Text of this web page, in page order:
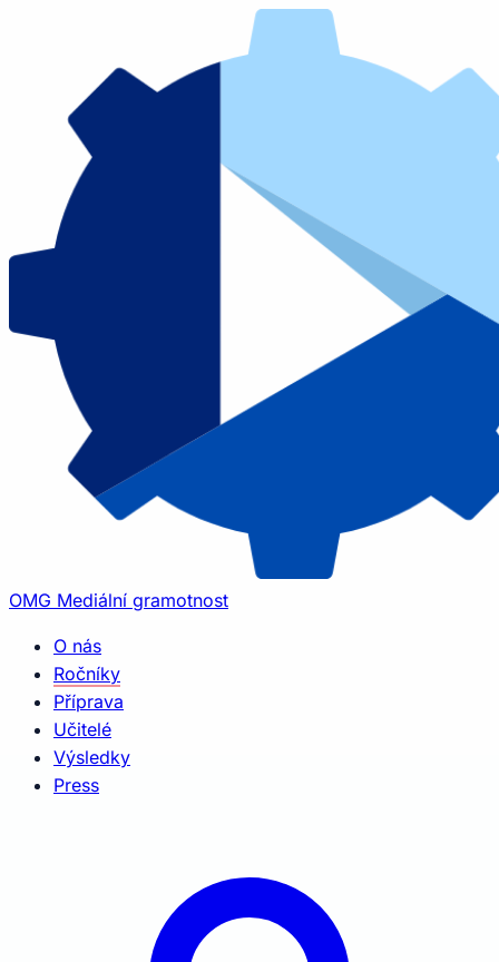
OMG Mediální gramotnost
O nás
Ročníky
Příprava
Učitelé
Výsledky
Press